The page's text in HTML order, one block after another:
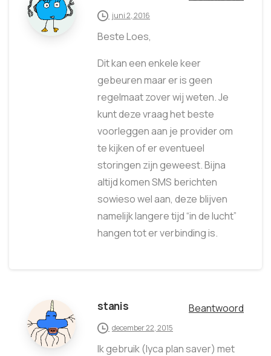
juni 2, 2016
Beste Loes,
Dit kan een enkele keer
gebeuren maar er is geen
regelmaat zover wij weten. Je
kunt deze vraag het beste
voorleggen aan je provider om
te kijken of er eventueel
storingen zijn geweest. Bijna
altijd komen SMS berichten
sowieso wel aan, deze blijven
namelijk langere tijd “in de lucht”
hangen tot er verbinding is.
stanis Beantwoord
december 22, 2015
Ik gebruik (lyca plan saver) met